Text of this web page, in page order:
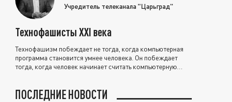
Учредитель телеканала "Царьград"
Технофашисты XXI века
Технофашизм побеждает не тогда, когда компьютерная
программа становится умнее человека. Он побеждает
тогда, когда человек начинает считать компьютерную
ПОСЛЕДНИЕ НОВОСТИ